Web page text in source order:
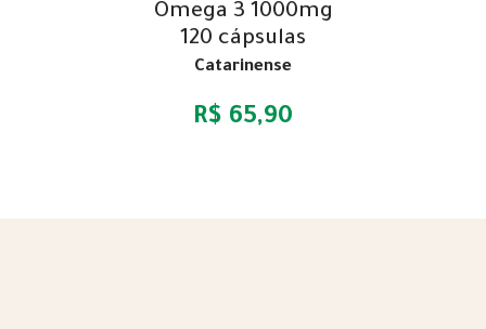
Ômega 3 1000mg
120 cápsulas
Catarinense
R$ 65,90